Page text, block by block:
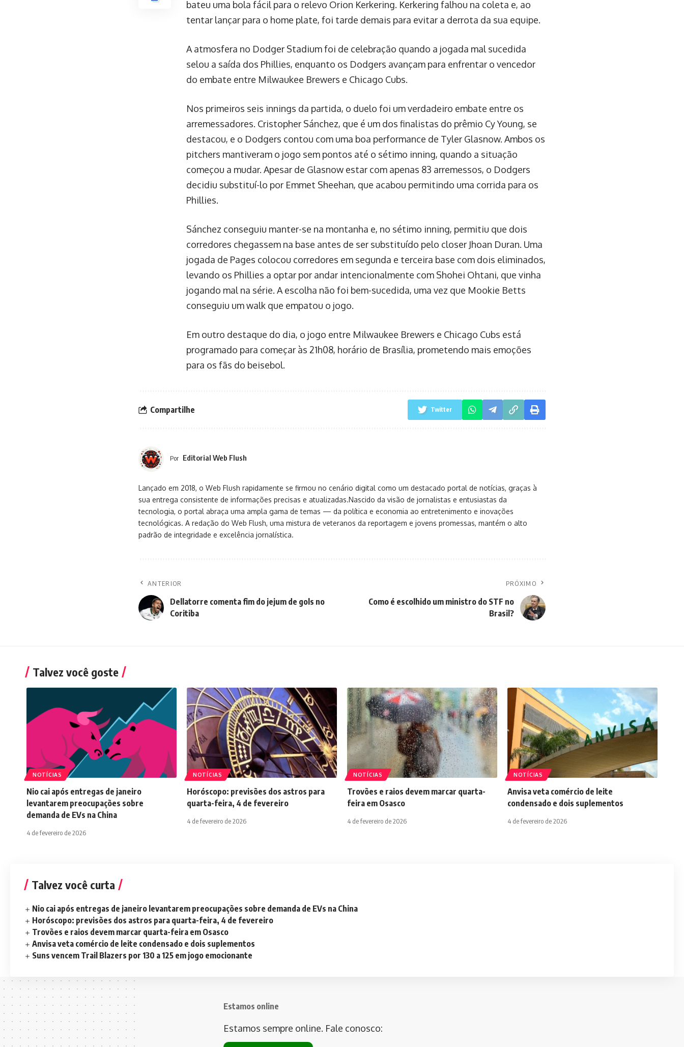
bateu uma bola fácil para o relevo Orion Kerkering. Kerkering falhou na coleta e, ao
tentar lançar para o home plate, foi tarde demais para evitar a derrota da sua equipe.
A atmosfera no Dodger Stadium foi de celebração quando a jogada mal sucedida
selou a saída dos Phillies, enquanto os Dodgers avançam para enfrentar o vencedor
do embate entre Milwaukee Brewers e Chicago Cubs.
Nos primeiros seis innings da partida, o duelo foi um verdadeiro embate entre os
arremessadores. Cristopher Sánchez, que é um dos finalistas do prêmio Cy Young, se
destacou, e o Dodgers contou com uma boa performance de Tyler Glasnow. Ambos os
pitchers mantiveram o jogo sem pontos até o sétimo inning, quando a situação
começou a mudar. Apesar de Glasnow estar com apenas 83 arremessos, o Dodgers
decidiu substituí-lo por Emmet Sheehan, que acabou permitindo uma corrida para os
Phillies.
Sánchez conseguiu manter-se na montanha e, no sétimo inning, permitiu que dois
corredores chegassem na base antes de ser substituído pelo closer Jhoan Duran. Uma
jogada de Pages colocou corredores em segunda e terceira base com dois eliminados,
levando os Phillies a optar por andar intencionalmente com Shohei Ohtani, que vinha
jogando mal na série. A escolha não foi bem-sucedida, uma vez que Mookie Betts
conseguiu um walk que empatou o jogo.
Em outro destaque do dia, o jogo entre Milwaukee Brewers e Chicago Cubs está
programado para começar às 21h08, horário de Brasília, prometendo mais emoções
para os fãs do beisebol.
Compartilhe Twitter
Por Editorial Web Flush
Lançado em 2018, o Web Flush rapidamente se firmou no cenário digital como um destacado portal de notícias, graças à
sua entrega consistente de informações precisas e atualizadas.Nascido da visão de jornalistas e entusiastas da
tecnologia, o portal abraça uma ampla gama de temas — da política e economia ao entretenimento e inovações
tecnológicas. A redação do Web Flush, uma mistura de veteranos da reportagem e jovens promessas, mantém o alto
padrão de integridade e excelência jornalística.
ANTERIOR
Dellatorre comenta fim do jejum de gols no
Coritiba
PRÓXIMO
Como é escolhido um ministro do STF no
Brasil?
Talvez você goste
NOTÍCIAS
Nio cai após entregas de janeiro
levantarem preocupações sobre
demanda de EVs na China
4 de fevereiro de 2026
NOTÍCIAS
Horóscopo: previsões dos astros para
quarta-feira, 4 de fevereiro
4 de fevereiro de 2026
NOTÍCIAS
Trovões e raios devem marcar quarta-
feira em Osasco
4 de fevereiro de 2026
NOTÍCIAS
Anvisa veta comércio de leite
condensado e dois suplementos
4 de fevereiro de 2026
Talvez você curta
Nio cai após entregas de janeiro levantarem preocupações sobre demanda de EVs na China
Horóscopo: previsões dos astros para quarta-feira, 4 de fevereiro
Trovões e raios devem marcar quarta-feira em Osasco
Anvisa veta comércio de leite condensado e dois suplementos
Suns vencem Trail Blazers por 130 a 125 em jogo emocionante
Estamos online
Estamos sempre online. Fale conosco: